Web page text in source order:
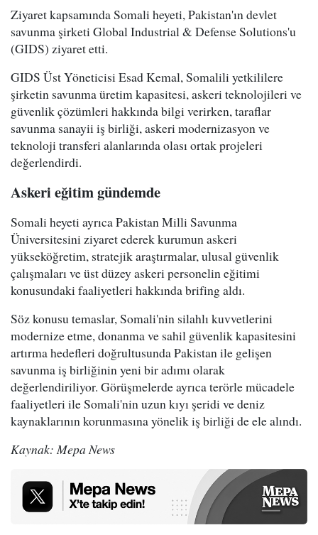
Ziyaret kapsamında Somali heyeti, Pakistan'ın devlet
savunma şirketi Global Industrial & Defense Solutions'u
(GIDS) ziyaret etti.
GIDS Üst Yöneticisi Esad Kemal, Somalili yetkililere
şirketin savunma üretim kapasitesi, askeri teknolojileri ve
güvenlik çözümleri hakkında bilgi verirken, taraflar
savunma sanayii iş birliği, askeri modernizasyon ve
teknoloji transferi alanlarında olası ortak projeleri
değerlendirdi.
Askeri eğitim gündemde
Somali heyeti ayrıca Pakistan Milli Savunma
Üniversitesini ziyaret ederek kurumun askeri
yükseköğretim, stratejik araştırmalar, ulusal güvenlik
çalışmaları ve üst düzey askeri personelin eğitimi
konusundaki faaliyetleri hakkında brifing aldı.
Söz konusu temaslar, Somali'nin silahlı kuvvetlerini
modernize etme, donanma ve sahil güvenlik kapasitesini
artırma hedefleri doğrultusunda Pakistan ile gelişen
savunma iş birliğinin yeni bir adımı olarak
değerlendiriliyor. Görüşmelerde ayrıca terörle mücadele
faaliyetleri ile Somali'nin uzun kıyı şeridi ve deniz
kaynaklarının korunmasına yönelik iş birliği de ele alındı.
Kaynak: Mepa News